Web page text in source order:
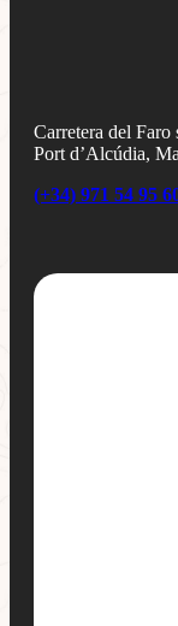
Carretera del Faro
Port d’Alcúdia,
(+34) 971 54 95